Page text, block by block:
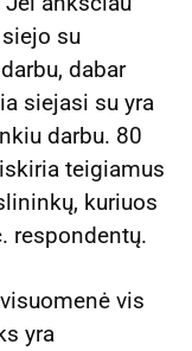
su
dabar
siejasi su yra
darbu. 80
teigiamus
kuriuos
respondentų.
vis
yra